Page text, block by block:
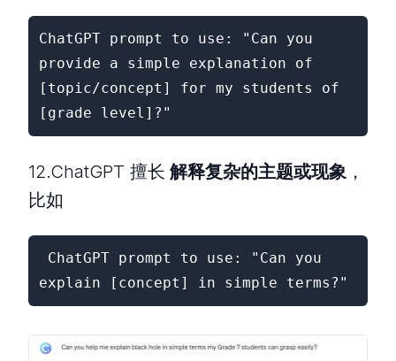
ChatGPT prompt to use: "Can you
provide a simple explanation of
[topic/concept] for my students of
[grade level]?"
12.ChatGPT 擅长 解释复杂的主题或现象 ，
比如
explain [concept] in simple terms?"